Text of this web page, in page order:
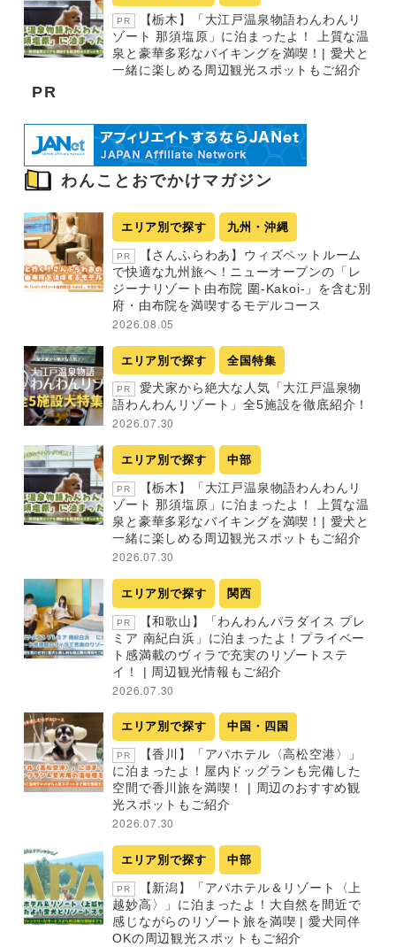
PR
【栃木】「大江戸温泉物語わんわんリ
ゾート 那須塩原」に泊まったよ！ 上質な温
泉と豪華多彩なバイキングを満喫！| 愛犬と
一緒に楽しめる周辺観光スポットもご紹介
PR
わんことおでかけマガジン
エリア別で探す 九州・沖縄
PR
【さんふらわあ】ウィズペットルーム
で快適な九州旅へ！ニューオープンの「レ
ジーナリゾート由布院 圍-Kakoi-」を含む別
府・由布院を満喫するモデルコース
2026.08.05
エリア別で探す 全国特集
PR
愛犬家から絶大な人気「大江戸温泉物
語わんわんリゾート」全5施設を徹底紹介！
2026.07.30
エリア別で探す 中部
PR
【栃木】「大江戸温泉物語わんわんリ
ゾート 那須塩原」に泊まったよ！ 上質な温
泉と豪華多彩なバイキングを満喫！| 愛犬と
一緒に楽しめる周辺観光スポットもご紹介
2026.07.30
エリア別で探す 関西
PR
【和歌山】「わんわんパラダイス プレ
ミア 南紀白浜」に泊まったよ！プライベー
ト感満載のヴィラで充実のリゾートステ
イ！ | 周辺観光情報もご紹介
2026.07.30
エリア別で探す 中国・四国
PR
【香川】「アパホテル〈高松空港〉」
に泊まったよ！屋内ドッグランも完備した
空間で香川旅を満喫！ | 周辺のおすすめ観
光スポットもご紹介
2026.07.30
エリア別で探す 中部
PR
【新潟】「アパホテル＆リゾート〈上
越妙高〉」に泊まったよ！大自然を間近で
感じながらのリゾート旅を満喫 | 愛犬同伴
OKの周辺観光スポットもご紹介